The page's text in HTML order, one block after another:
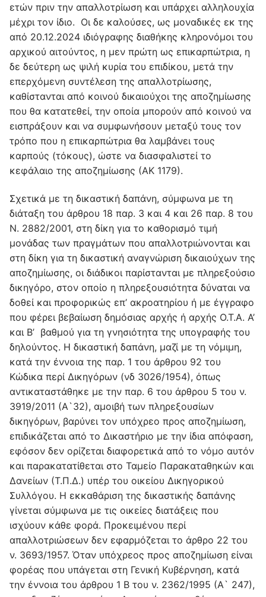
ετών πριν την απαλλοτρίωση και υπάρχει αλληλουχία
μέχρι τον ίδιο. Οι δε καλούσες, ως μοναδικές εκ της
από 20.12.2024 ιδιόγραφης διαθήκης κληρονόμοι του
αρχικού αιτούντος, η μεν πρώτη ως επικαρπώτρια, η
δε δεύτερη ως ψιλή κυρία του επιδίκου, μετά την
επερχόμενη συντέλεση της απαλλοτρίωσης,
καθίστανται από κοινού δικαιούχοι της αποζημίωσης
που θα κατατεθεί, την οποία μπορούν από κοινού να
εισπράξουν και να συμφωνήσουν μεταξύ τους τον
τρόπο που η επικαρπώτρια θα λαμβάνει τους
καρπούς (τόκους), ώστε να διασφαλιστεί το
κεφάλαιο της αποζημίωσης (ΑΚ 1179).
Σχετικά με τη δικαστική δαπάνη, σύμφωνα με τη
διάταξη του άρθρου 18 παρ. 3 και 4 και 26 παρ. 8 του
Ν. 2882/2001, στη δίκη για το καθορισμό τιμή
μονάδας των πραγμάτων που απαλλοτριώνονται και
στη δίκη για τη δικαστική αναγνώριση δικαιούχων της
αποζημίωσης, οι διάδικοι παρίστανται με πληρεξούσιο
δικηγόρο, στον οποίο η πληρεξουσιότητα δύναται να
δοθεί και προφορικώς επ’ ακροατηρίου ή με έγγραφο
που φέρει βεβαίωση δημόσιας αρχής ή αρχής Ο.Τ.Α. Α’
και Β’ βαθμού για τη γνησιότητα της υπογραφής του
δηλούντος. Η δικαστική δαπάνη, μαζί με τη νόμιμη,
κατά την έννοια της παρ. 1 του άρθρου 92 του
Κώδικα περί Δικηγόρων (νδ 3026/1954), όπως
αντικαταστάθηκε με την παρ. 6 του άρθρου 5 του ν.
3919/2011 (Α`32), αμοιβή των πληρεξουσίων
δικηγόρων, βαρύνει τον υπόχρεο προς αποζημίωση,
επιδικάζεται από το Δικαστήριο με την ίδια απόφαση,
εφόσον δεν ορίζεται διαφορετικά από το νόμο αυτόν
και παρακατατίθεται στο Ταμείο Παρακαταθηκών και
Δανείων (Τ.Π.Δ.) υπέρ του οικείου Δικηγορικού
Συλλόγου. Η εκκαθάριση της δικαστικής δαπάνης
γίνεται σύμφωνα με τις οικείες διατάξεις που
ισχύουν κάθε φορά. Προκειμένου περί
απαλλοτριώσεων δεν εφαρμόζεται το άρθρο 22 του
ν. 3693/1957. Όταν υπόχρεος προς αποζημίωση είναι
φορέας που υπάγεται στη Γενική Κυβέρνηση, κατά
την έννοια του άρθρου 1 Β του ν. 2362/1995 (Α` 247),